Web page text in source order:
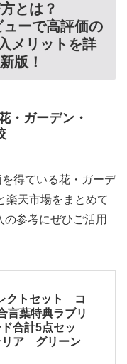
とは？
ーで高評価の
メリットを詳
版！
・ガーデン・
得ている花・ガーデ
楽天市場をまとめて
参考にぜひご活用
クトセット コ
言葉特典ラブリ
合計5点セッ
ア グリーン